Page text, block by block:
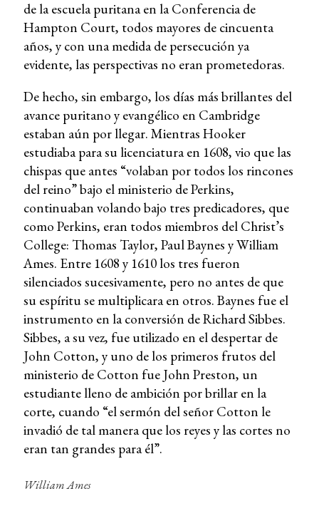
de la escuela puritana en la Conferencia de
Hampton Court, todos mayores de cincuenta
años, y con una medida de persecución ya
evidente, las perspectivas no eran prometedoras.
De hecho, sin embargo, los días más brillantes del
avance puritano y evangélico en Cambridge
estaban aún por llegar. Mientras Hooker
estudiaba para su licenciatura en 1608, vio que las
chispas que antes “volaban por todos los rincones
del reino” bajo el ministerio de Perkins,
continuaban volando bajo tres predicadores, que
como Perkins, eran todos miembros del Christ’s
College: Thomas Taylor, Paul Baynes y William
Ames. Entre 1608 y 1610 los tres fueron
silenciados sucesivamente, pero no antes de que
su espíritu se multiplicara en otros. Baynes fue el
instrumento en la conversión de Richard Sibbes.
Sibbes, a su vez, fue utilizado en el despertar de
John Cotton, y uno de los primeros frutos del
ministerio de Cotton fue John Preston, un
estudiante lleno de ambición por brillar en la
corte, cuando “el sermón del señor Cotton le
invadió de tal manera que los reyes y las cortes no
eran tan grandes para él”.
William Ames